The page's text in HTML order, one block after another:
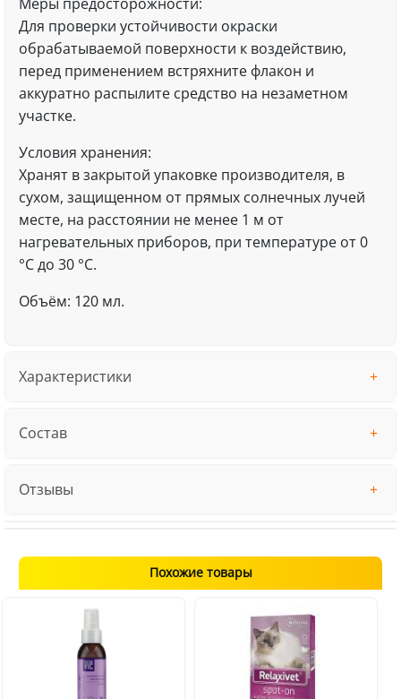
Для проверки устойчивости окраски
обрабатываемой поверхности к воздействию,
перед применением встряхните флакон и
аккуратно распылите средство на незаметном
участке.
Условия хранения:
Хранят в закрытой упаковке производителя, в
сухом, защищенном от прямых солнечных лучей
месте, на расстоянии не менее 1 м от
нагревательных приборов, при температуре от 0
°С до 30 °С.
Объём: 120 мл.
Характеристики
Состав
Отзывы
Похожие товары